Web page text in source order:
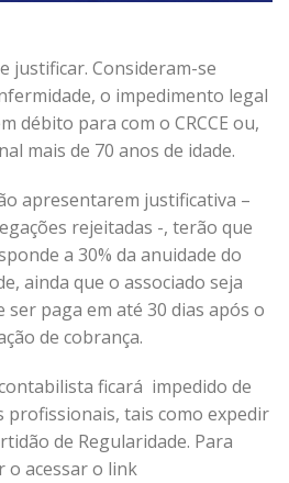
justificar. Consideram-se
o impedimento legal
débito para com o CRCCE ou,
mais de 70 anos de idade.
apresentarem justificativa –
rejeitadas -, terão que
a 30% da anuidade do
ainda que o associado seja
paga em até 30 dias após o
de cobrança.
ficará impedido de
tais como expedir
de Regularidade. Para
o acessar o link